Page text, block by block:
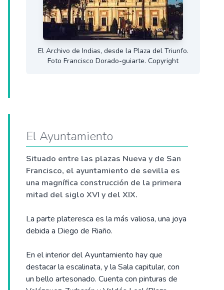
El Archivo de Indias, desde la Plaza del Triunfo.
Foto Francisco Dorado-guiarte. Copyright
El Ayuntamiento
Situado entre las plazas Nueva y de San
Francisco, el ayuntamiento de sevilla es
una magnífica construcción de la primera
mitad del siglo XVI y del XIX.
La parte plateresca es la más valiosa, una joya
debida a Diego de Riaño.
En el interior del Ayuntamiento hay que
destacar la escalinata, y la Sala capitular, con
un bello artesonado. Cuenta con pinturas de